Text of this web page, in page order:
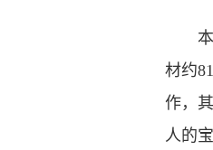
本轮
材约
作，
人的